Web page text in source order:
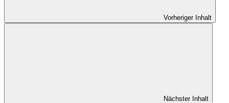
Vorheriger Inhalt
Nächster Inhalt